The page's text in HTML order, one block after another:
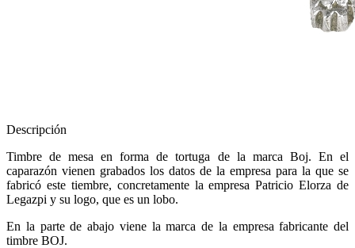
Descripción
Timbre de mesa en forma de tortuga de la marca Boj. En el
caparazón vienen grabados los datos de la empresa para la que se
fabricó este tiembre, concretamente la empresa Patricio Elorza de
Legazpi y su logo, que es un lobo.
En la parte de abajo viene la marca de la empresa fabricante del
timbre BOJ.